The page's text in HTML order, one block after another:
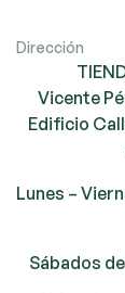
Dirección
Vicente
Edificio
Lunes –
Sábados